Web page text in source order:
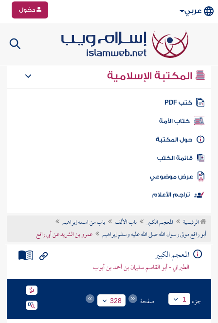
عربي دخول
المكتبة الإسلامية
كتب PDF
كتاب الأمة
المكتبة
الكتب
موضوعي
تراجم الأعلام
الرئيسية المعجم الكبير باب الألف
باب من اسمه إبراهيم
أبو رافع مولى رسول الله صلى الله عليه وسلم إبراهيم
عمرو بن الشريد عن أبي رافع
المعجم الكبير
الطبراني - أبو القاسم سليمان بن أحمد بن أيوب
جزء 1 صفحة 328